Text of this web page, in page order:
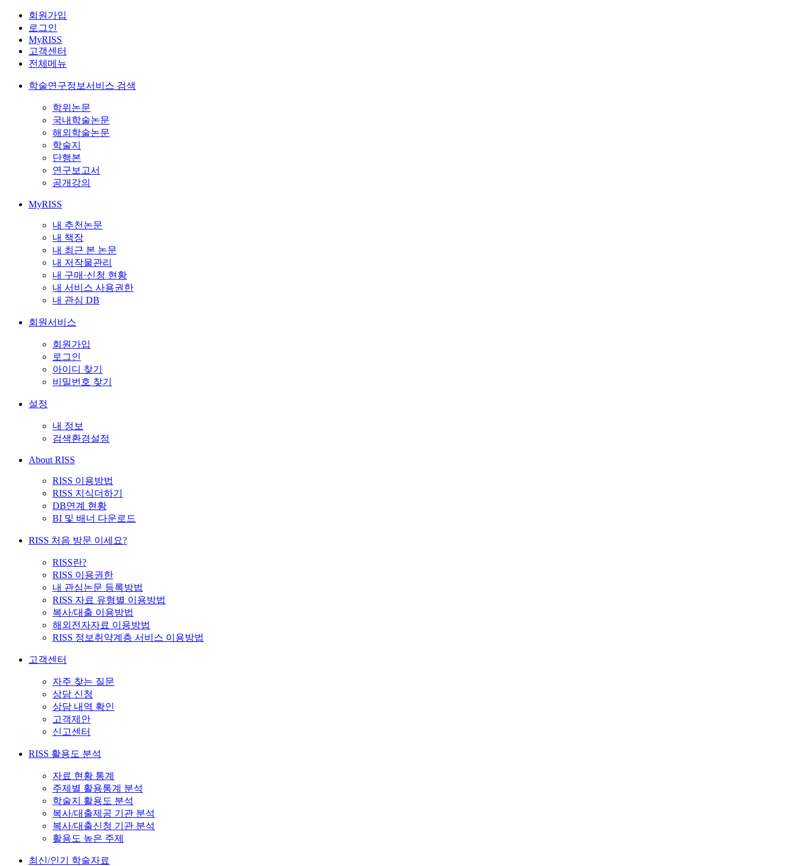
회원가입
로그인
MyRISS
고객센터
전체메뉴
학술연구정보서비스 검색
학위논문
국내학술논문
해외학술논문
학술지
단행본
연구보고서
공개강의
MyRISS
내 추천논문
내 책장
내 최근 본 논문
내 저작물관리
내 구매·신청 현황
내 서비스 사용권한
내 관심 DB
회원서비스
회원가입
로그인
아이디 찾기
비밀번호 찾기
설정
내 정보
검색환경설정
About RISS
RISS 이용방법
RISS 지식더하기
DB연계 현황
BI 및 배너 다운로드
RISS 처음 방문 이세요?
RISS란?
RISS 이용권한
내 관심논문 등록방법
RISS 자료 유형별 이용방법
복사/대출 이용방법
해외전자자료 이용방법
RISS 정보취약계층 서비스 이용방법
고객센터
자주 찾는 질문
상담 신청
상담 내역 확인
고객제안
신고센터
RISS 활용도 분석
자료 현황 통계
주제별 활용통계 분석
학술지 활용도 분석
복사/대출제공 기관 분석
복사/대출신청 기관 분석
활용도 높은 주제
최신/인기 학술자료